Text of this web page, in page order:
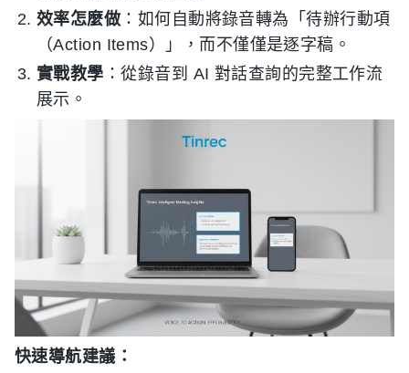
效率怎麼做 ：如何自動將錄音轉為「待辦行動項
（Action Items）」，而不僅僅是逐字稿。
實戰教學 ：從錄音到 AI 對話查詢的完整工作流
展示。
快速導航建議：